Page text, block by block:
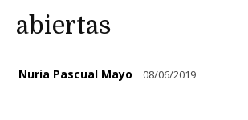
abiertas
Nuria Pascual Mayo 08/06/2019